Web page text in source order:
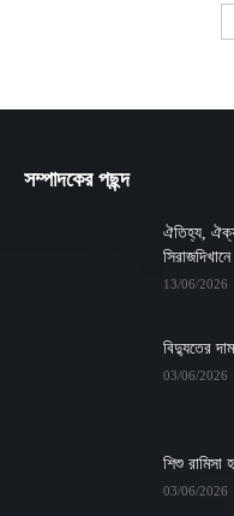
সম্পাদকের পছন্দ
ঐতিহ্য, ঐক্য
13/06/2026
বিদ্যুতের
03/06/2026
শিশু রামিসা
03/06/2026